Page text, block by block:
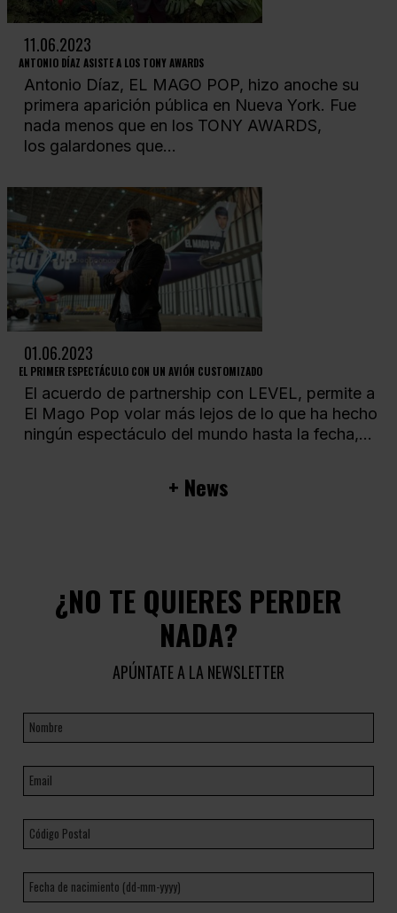
11.06.2023
ANTONIO DÍAZ ASISTE A LOS TONY AWARDS
Antonio Díaz, EL MAGO POP, hizo anoche su
primera aparición pública en Nueva York. Fue
nada menos que en los TONY AWARDS,
los galardones que...
01.06.2023
EL PRIMER ESPECTÁCULO CON UN AVIÓN CUSTOMIZADO
El acuerdo de partnership con LEVEL, permite a
El Mago Pop volar más lejos de lo que ha hecho
ningún espectáculo del mundo hasta la fecha,...
+ News
¿NO TE QUIERES PERDER
NADA?
APÚNTATE A LA NEWSLETTER